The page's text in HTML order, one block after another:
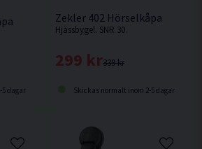
mm ljudingång.
3,5 mm stereokontakt ingår.
och enkelt utbytbara
till 10 m till ansluten Bluetooth®
dagar
Zekler 402 Hörselkåpa
Hjässbygel. SNR 30.
339 kr
299 kr
Skickas normalt inom 2-5 dagar